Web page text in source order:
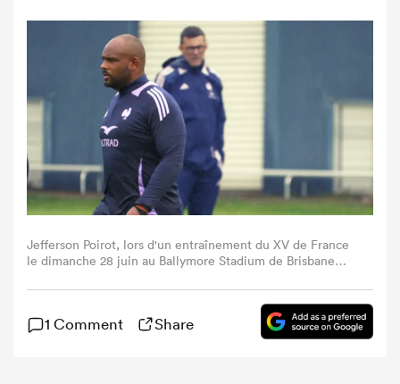
Jefferson Poirot, lors d'un entraînement du XV de France
le dimanche 28 juin au Ballymore Stadium de Brisbane
1 Comment Share